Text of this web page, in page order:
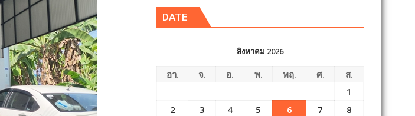
DATE
สิงหาคม 2026
อา. จ. อ. พ. พฤ. ศ.
ส.
1
2
3 4 5 6 7
8